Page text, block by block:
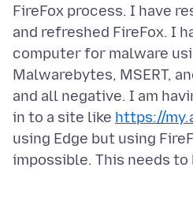
FireFox process. I have
and refreshed FireFox. I
computer for malware
Malwarebytes, MSERT,
and all negative. I am
in to a site like https://
using Edge but using